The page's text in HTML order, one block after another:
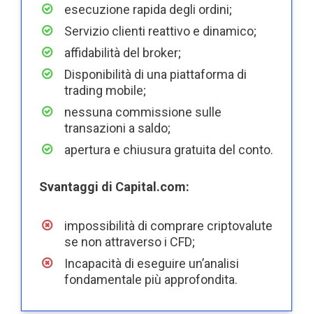
esecuzione rapida degli ordini;
Servizio clienti reattivo e dinamico;
affidabilità del broker;
Disponibilità di una piattaforma di
trading mobile;
nessuna commissione sulle
transazioni a saldo;
apertura e chiusura gratuita del conto.
Svantaggi di Capital.com:
impossibilità di comprare criptovalute
se non attraverso i CFD;
Incapacità di eseguire un’analisi
fondamentale più approfondita.